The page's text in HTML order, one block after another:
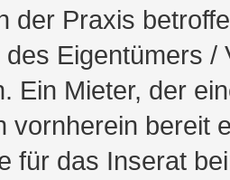
der Praxis
Eigentümers
Ein Mieter, der
vornherein bereit
für das Inserat